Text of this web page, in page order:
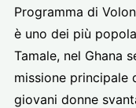
Programma di
è uno dei più
Tamale, nel Ghana
missione principale
giovani donne